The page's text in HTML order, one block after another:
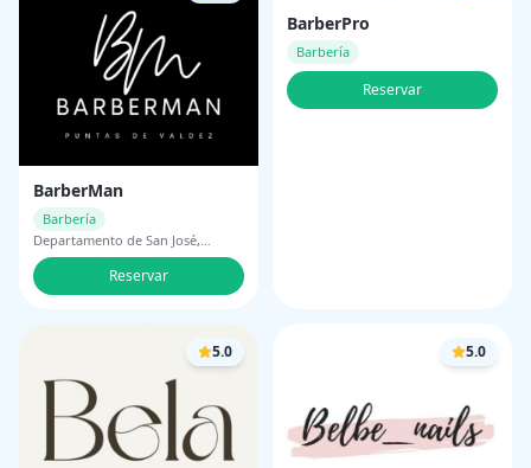
BarberMan
Barbería
Departamento de San José,
Uruguay
Reservar
BarberPro
Barbería
Reservar
5.0 5.0